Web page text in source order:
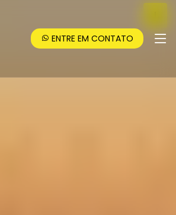
ENTRE EM CONTATO